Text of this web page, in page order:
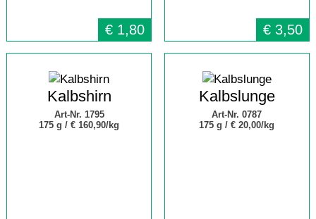
€ 1,80 € 3,50
Kalbshirn
Art-Nr. 1795
175 g / € 160,90/kg
Kalbslunge
Art-Nr. 0787
175 g /€ 20,00/kg